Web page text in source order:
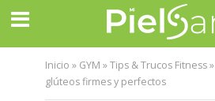
Inicio » GYM »Tips & Trucos Fitness»
glúteos firmes y perfectos